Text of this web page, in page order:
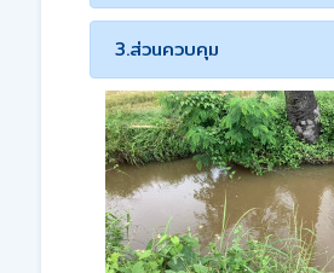
3.ส่วนควบคุม